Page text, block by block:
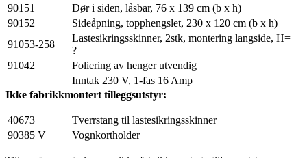
90151
Dør i siden, låsbar, 76 x 139 cm (b x h)
90152
Sideåpning, topphengslet, 230 x 120 cm (b x h)
91053-258
Lastesikringsskinner, 2stk, montering langside, H=
?
91042
Foliering av henger utvendig
Inntak 230 V, 1-fas 16 Amp
Ikke fabrikkmontert tilleggsutstyr:
40673
Tverrstang til lastesikringsskinner
90385 V
Vognkortholder